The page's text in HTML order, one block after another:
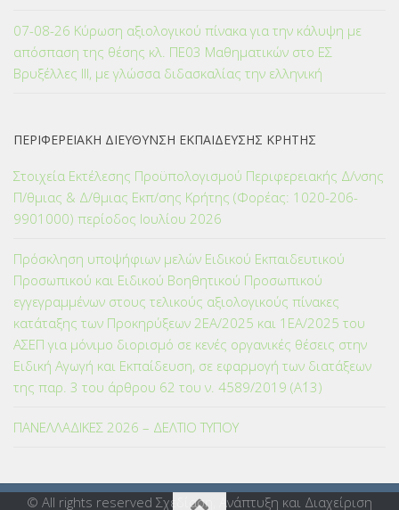
07-08-26 Κύρωση αξιολογικού πίνακα για την κάλυψη με
απόσπαση της θέσης κλ. ΠΕ03 Μαθηματικών στο ΕΣ
Βρυξέλλες ΙΙΙ, με γλώσσα διδασκαλίας την ελληνική
ΠΕΡΙΦΕΡΕΙΑΚΗ ΔΙΕΥΘΥΝΣΗ ΕΚΠΑΙΔΕΥΣΗΣ ΚΡΗΤΗΣ
Στοιχεία Εκτέλεσης Προϋπολογισμού Περιφερειακής Δ/νσης
Π/θμιας & Δ/θμιας Εκπ/σης Κρήτης (Φορέας: 1020-206-
9901000) περίοδος Ιουλίου 2026
Πρόσκληση υποψήφιων μελών Ειδικού Εκπαιδευτικού
Προσωπικού και Ειδικού Βοηθητικού Προσωπικού
εγγεγραμμένων στους τελικούς αξιολογικούς πίνακες
κατάταξης των Προκηρύξεων 2ΕΑ/2025 και 1ΕΑ/2025 του
ΑΣΕΠ για μόνιμο διορισμό σε κενές οργανικές θέσεις στην
Ειδική Αγωγή και Εκπαίδευση, σε εφαρμογή των διατάξεων
της παρ. 3 του άρθρου 62 του ν. 4589/2019 (Α΄13)
ΠΑΝΕΛΛΑΔΙΚΕΣ 2026 – ΔΕΛΤΙΟ ΤΥΠΟΥ
© All rights reserved Σχεδίαση, Ανάπτυξη και Διαχείριση